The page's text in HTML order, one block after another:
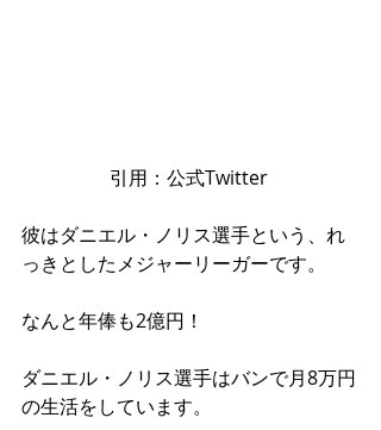
引用：公式Twitter
彼はダニエル・ノリス選手という、れ
っきとしたメジャーリーガーです。
なんと年俸も2億円！
ダニエル・ノリス選手はバンで月8万円
の生活をしています。